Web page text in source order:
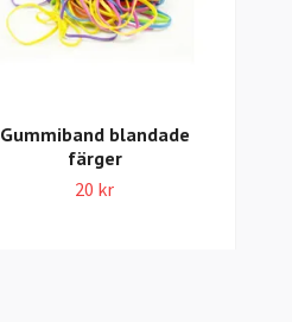
Gummiband blandade
färger
20 kr